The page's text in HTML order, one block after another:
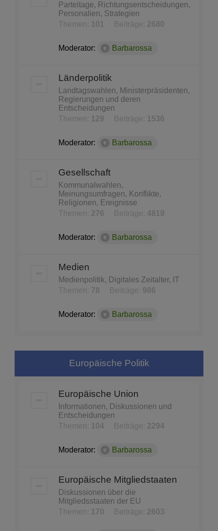
Parteitage, Richtungsentscheidungen,
Personalien, Strategien
Themen:
101 Beiträge: 2680
Moderator: Barbarossa
Länderpolitik
Landtagswahlen, Ministerpräsidenten,
Regierungen und deren
Entscheidungen
Themen:
129 Beiträge: 1536
Moderator: Barbarossa
Gesellschaft
Kommunalwahlen,
Meinungsumfragen, Konflikte,
Religionen, Ereignisse
Themen: 276 Beiträge: 4819
Moderator: Barbarossa
Medien
Medienpolitik, Digitales Zeitalter, IT
Themen: 78 Beiträge: 986
Moderator: Barbarossa
Europäische Politik
Europäische Union
Informationen, Diskussionen und
Entscheidungen
Themen:
104 Beiträge: 2294
Moderator: Barbarossa
Europäische Mitgliedstaaten
Diskussionen über die
Mitgliedsstaaten der EU
Themen:
170 Beiträge: 2603